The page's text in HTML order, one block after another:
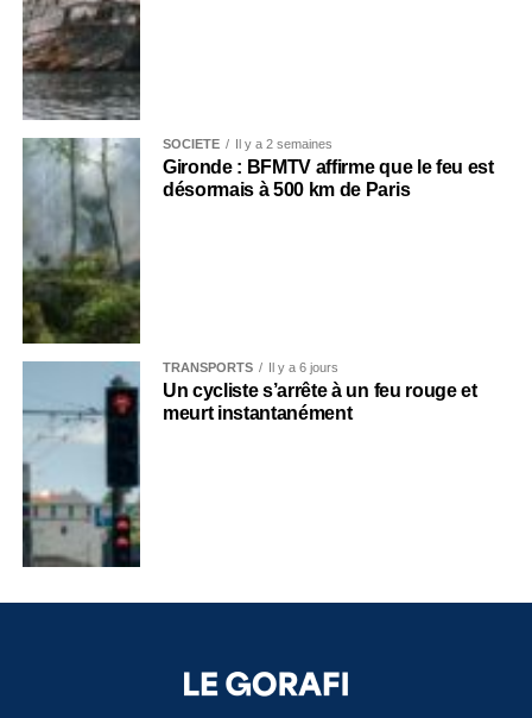
SOCIÉTÉ Il y a 2 semaines
Gironde : BFMTV affirme que le feu est
désormais à 500 km de Paris
TRANSPORTS Il y a 6 jours
Un cycliste s’arrête à un feu rouge et
meurt instantanément